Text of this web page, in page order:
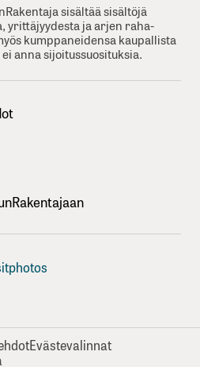
sisältää sisältöjä
yrittäjyydesta ja arjen raha-
kumppaneidensa kaupallista
anna sijoitussuosituksia.
Evästevalinnat